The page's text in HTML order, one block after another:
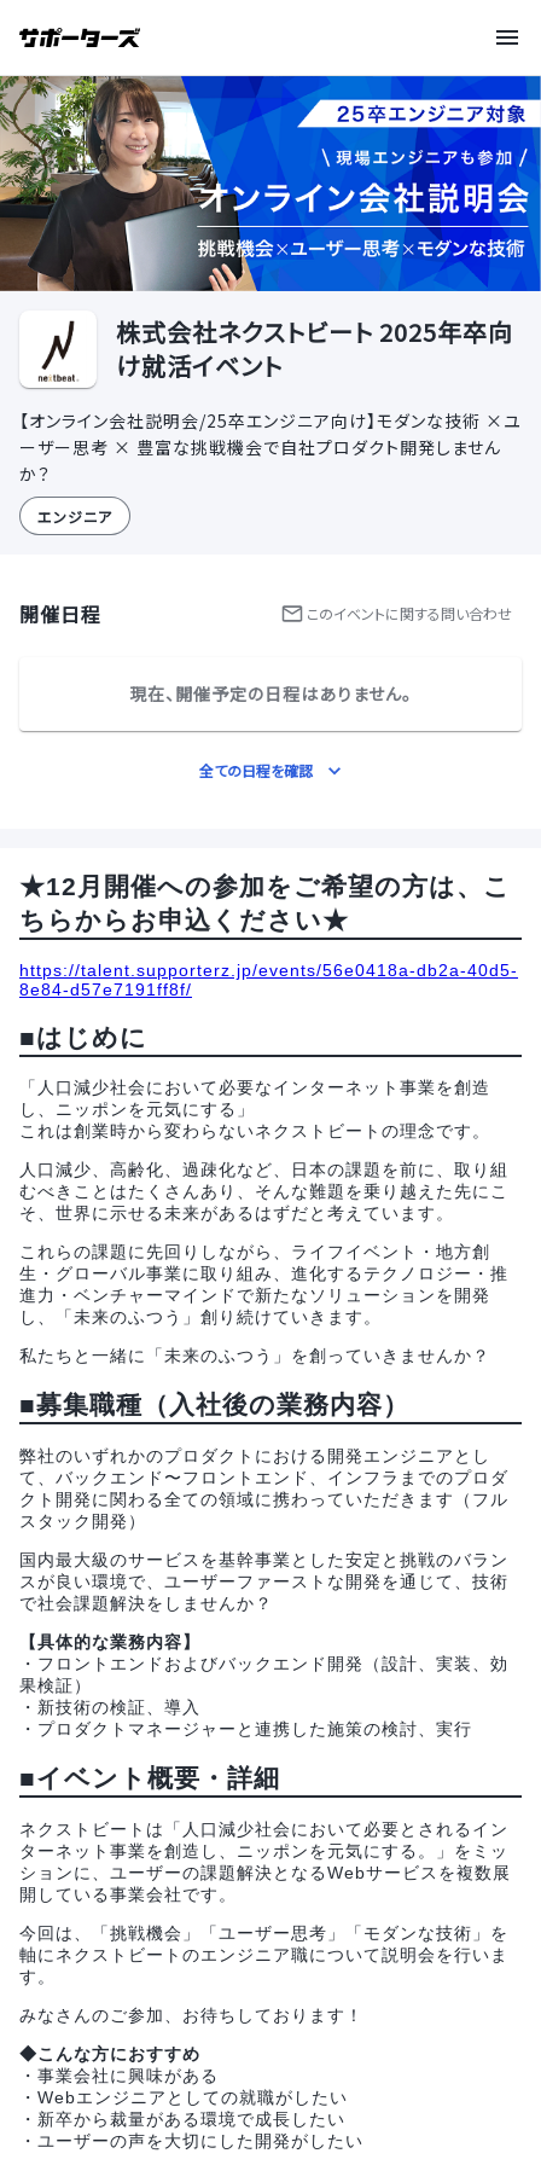
株式会社ネクストビート 2025年卒向
け就活イベント
【オンライン会社説明会/25卒エンジニア向け】モダンな技術 ×ユ
ーザー思考 × 豊富な挑戦機会で自社プロダクト開発しません
か？
エンジニア
開催日程 このイベントに関する問い合わせ
現在、開催予定の日程はありません。
全ての日程を確認
★12月開催への参加をご希望の方は、こ
ちらからお申込ください★
https://talent.supporterz.jp/events/56e0418a-db2a-40d5-
8e84-d57e7191ff8f/
■はじめに
「人口減少社会において必要なインターネット事業を創造
し、ニッポンを元気にする」
これは創業時から変わらないネクストビートの理念です。
人口減少、高齢化、過疎化など、日本の課題を前に、取り組
むべきことはたくさんあり、そんな難題を乗り越えた先にこ
そ、世界に示せる未来があるはずだと考えています。
これらの課題に先回りしながら、ライフイベント・地方創
生・グローバル事業に取り組み、進化するテクノロジー・推
進力・ベンチャーマインドで新たなソリューションを開発
し、「未来のふつう」創り続けていきます。
私たちと一緒に「未来のふつう」を創っていきませんか？
■募集職種（入社後の業務内容）
弊社のいずれかのプロダクトにおける開発エンジニアとし
て、バックエンド〜フロントエンド、インフラまでのプロダ
クト開発に関わる全ての領域に携わっていただきます（フル
スタック開発）
国内最大級のサービスを基幹事業とした安定と挑戦のバラン
スが良い環境で、ユーザーファーストな開発を通じて、技術
で社会課題解決をしませんか？
【具体的な業務内容】
・フロントエンドおよびバックエンド開発（設計、実装、効
果検証）
・新技術の検証、導入
・プロダクトマネージャーと連携した施策の検討、実行
■イベント概要・詳細
ネクストビートは「人口減少社会において必要とされるイン
ターネット事業を創造し、ニッポンを元気にする。」をミッ
ションに、ユーザーの課題解決となるWebサービスを複数展
開している事業会社です。
今回は、「挑戦機会」「ユーザー思考」「モダンな技術」を
軸にネクストビートのエンジニア職について説明会を行いま
す。
みなさんのご参加、お待ちしております！
◆こんな方におすすめ
・事業会社に興味がある
・Webエンジニアとしての就職がしたい
・新卒から裁量がある環境で成長したい
・ユーザーの声を大切にした開発がしたい